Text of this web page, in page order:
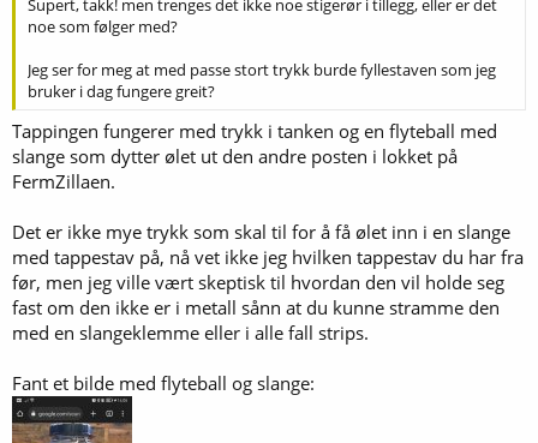
Supert, takk! men trenges det ikke noe stigerør i tillegg, eller er det
noe som følger med?
Jeg ser for meg at med passe stort trykk burde fyllestaven som jeg
bruker i dag fungere greit?
Tappingen fungerer med trykk i tanken og en flyteball med
slange som dytter ølet ut den andre posten i lokket på
FermZillaen.
Det er ikke mye trykk som skal til for å få ølet inn i en slange
med tappestav på, nå vet ikke jeg hvilken tappestav du har fra
før, men jeg ville vært skeptisk til hvordan den vil holde seg
fast om den ikke er i metall sånn at du kunne stramme den
med en slangeklemme eller i alle fall strips.
Fant et bilde med flyteball og slange: